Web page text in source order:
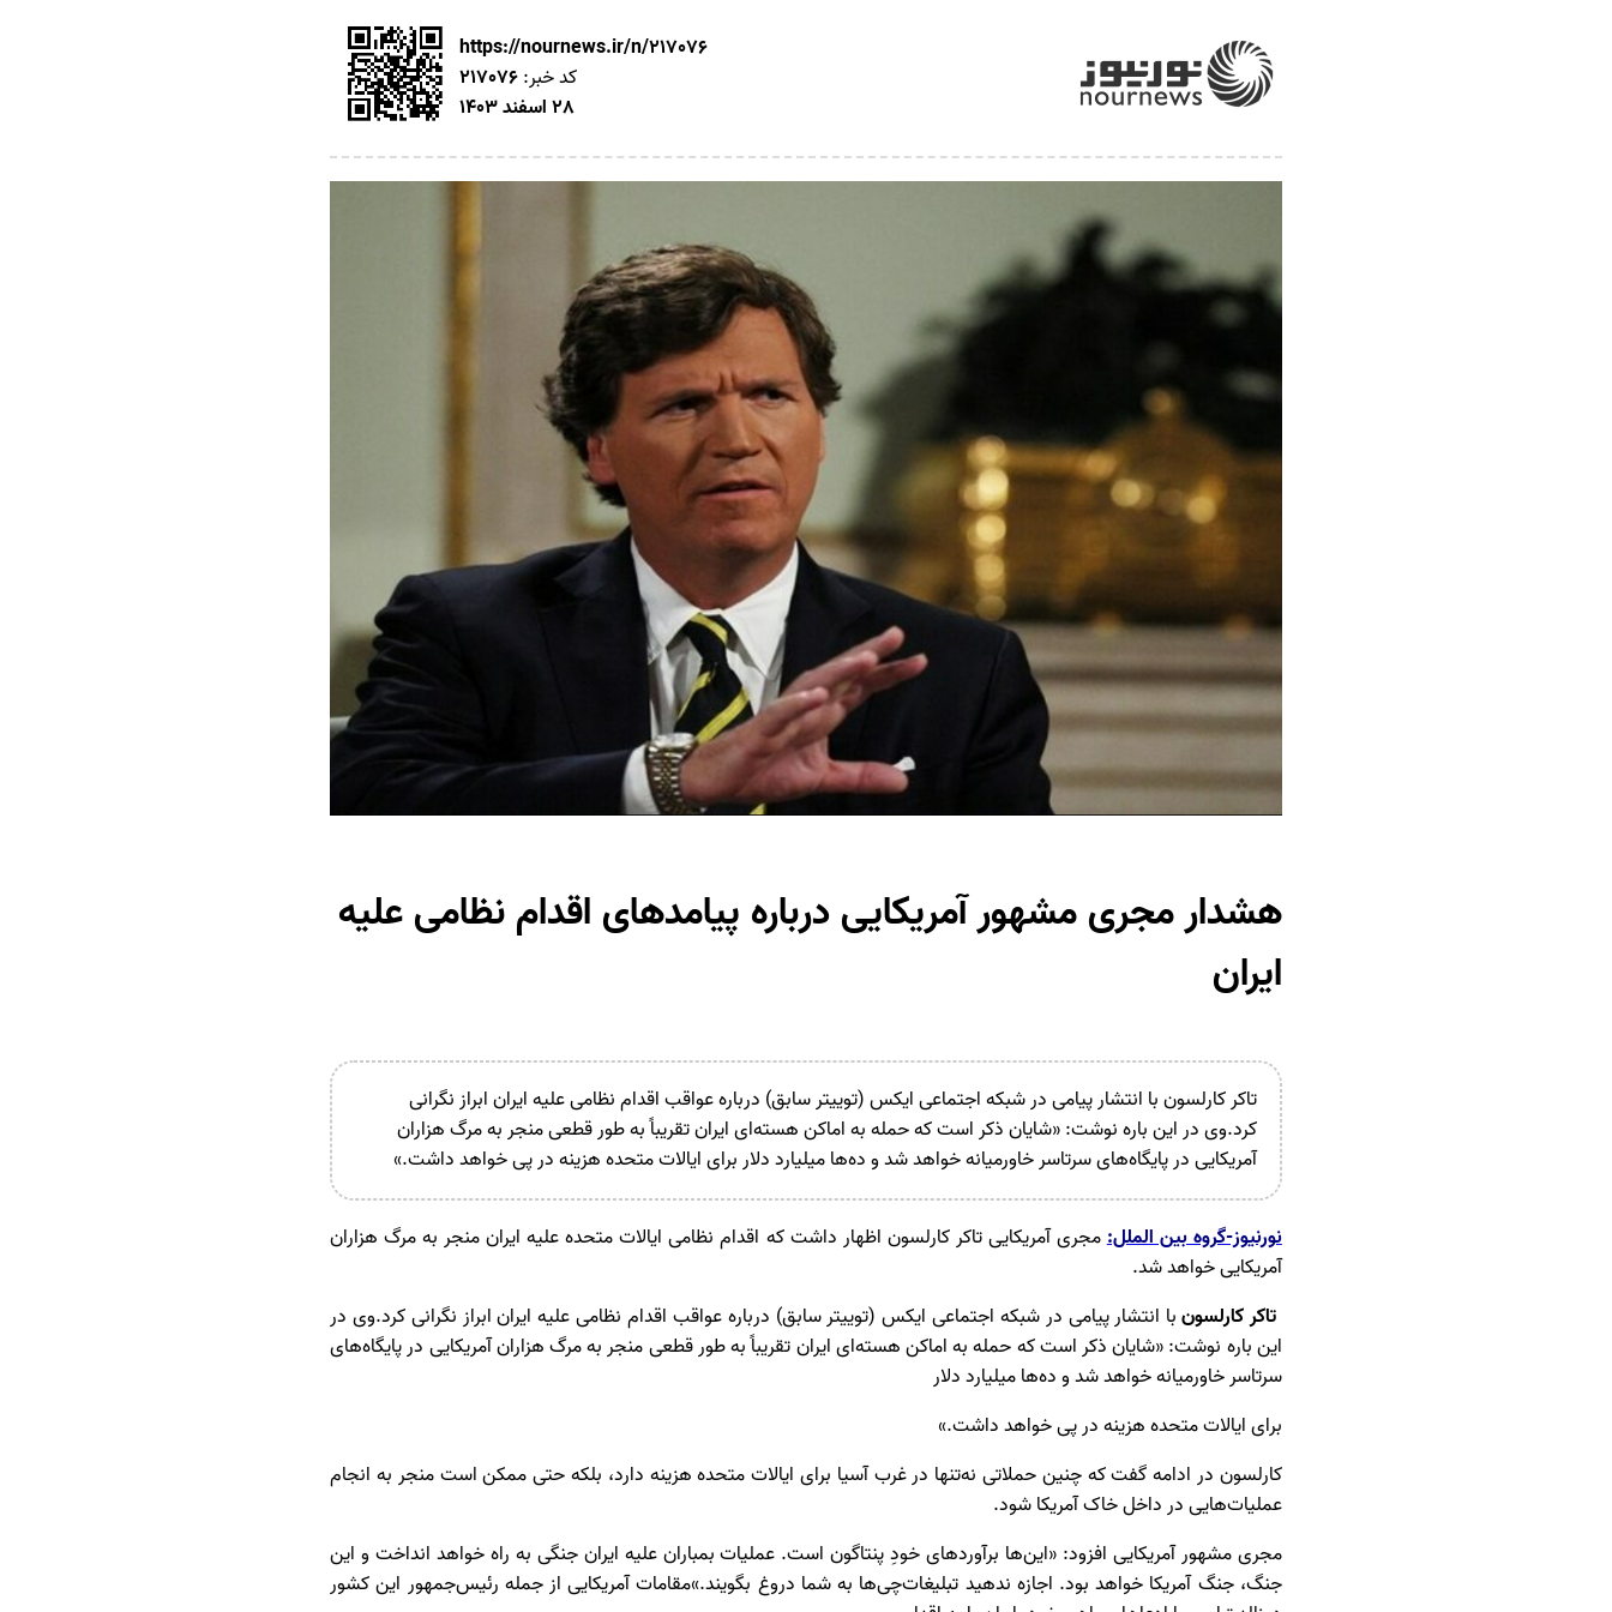
https://nournews.ir/n/217076
کد خبر:217076
28 اسفند 1403
هشدار مجری مشهور آمریکایی درباره پیامد‌های اقدام نظامی علیه
ایران
تاکر کارلسون با انتشار پیامی در شبکه اجتماعی ایکس (توییتر سابق) درباره عواقب اقدام نظامی علیه ایران ابراز نگرانی
کرد.وی در این باره نوشت: «شایان ذکر است که حمله به اماکن هسته‌ای ایران تقریباً به طور قطعی منجر به مرگ هزاران
آمریکایی در پایگاه‌های سرتاسر خاورمیانه خواهد شد و ده‌ها میلیارد دلار برای ایالات متحده هزینه در پی خواهد داشت.»
نورنیوز-گروه بین الملل:مجری آمریکایی تاکر کارلسون اظهار داشت که اقدام نظامی ایالات متحده علیه ایران منجر به مرگ هزاران
آمریکایی‌ خواهد شد.
تاکر کارلسونبا انتشار پیامی در شبکه اجتماعی ایکس (توییتر سابق) درباره عواقب اقدام نظامی علیه ایران ابراز نگرانی کرد.وی در
این باره نوشت: «شایان ذکر است که حمله به اماکن هسته‌ای ایران تقریباً به طور قطعی منجر به مرگ هزاران آمریکایی در پایگاه‌های
سرتاسر خاورمیانه خواهد شد و ده‌ها میلیارد دلار
برای ایالات متحده هزینه در پی خواهد داشت.»
کارلسون در ادامه گفت که چنین حملاتی نه‌تنها در غرب آسیا برای ایالات متحده هزینه دارد، بلکه حتی ممکن است منجر به انجام
عملیات‌هایی در داخل خاک آمریکا شود.
مجری مشهور آمریکایی افزود: «این‌ها برآورد‌های خودِ پنتاگون است. عملیات بمباران علیه ایران جنگی به راه خواهد انداخت و این
جنگ،‌ جنگ آمریکا خواهد بود. اجازه ندهید تبلیغات‌چی‌ها به شما دروغ بگویند.»مقامات آمریکایی از جمله رئیس‌جمهور این کشور